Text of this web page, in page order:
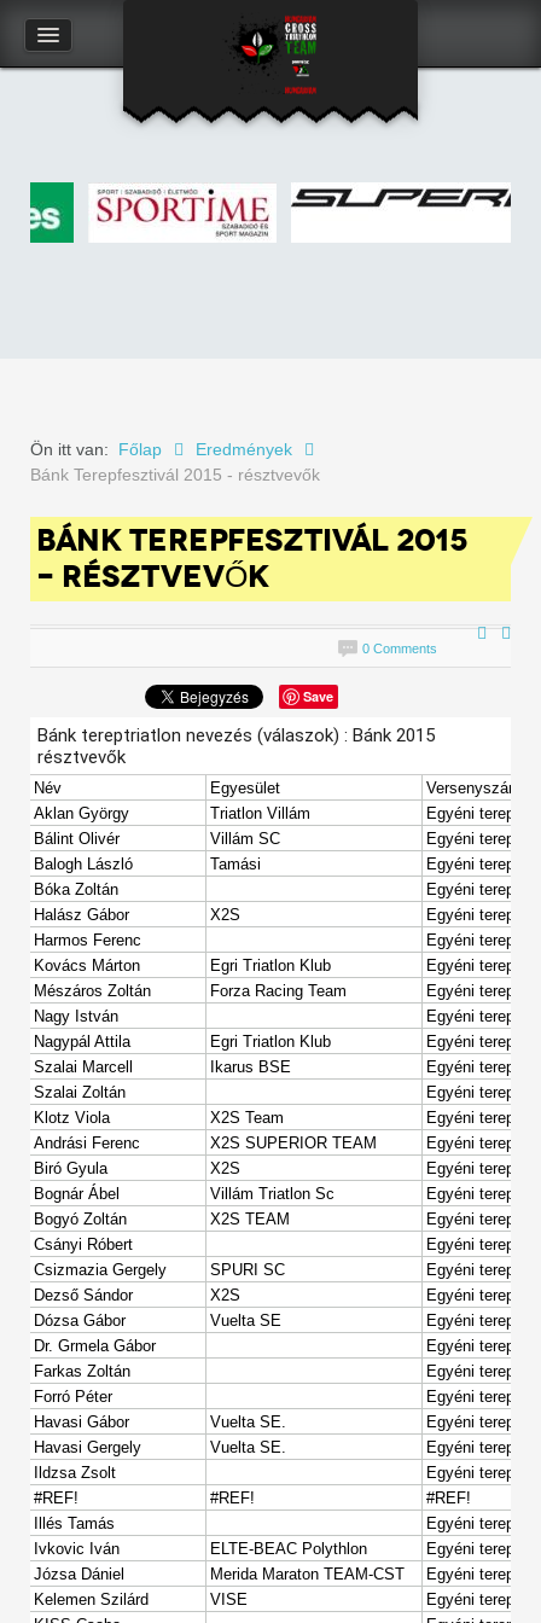
Felhasználói adatlap
Ön itt van: Főlap
Eredmények
Bánk Terepfesztivál 2015 - résztvevők
BÁNK TEREPFESZTIVÁL 2015
- RÉSZTVEVŐK
0 Comments
Save